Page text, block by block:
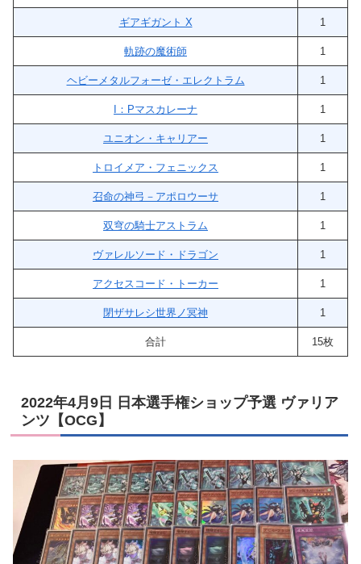
ギアギガント X 1
軌跡の魔術師 1
ヘビーメタルフォーゼ・エレクトラム 1
I：Pマスカレーナ 1
ユニオン・キャリアー 1
トロイメア・フェニックス 1
召命の神弓－アポロウーサ 1
双穹の騎士アストラム 1
ヴァレルソード・ドラゴン 1
アクセスコード・トーカー 1
閉ザサレシ世界ノ冥神 1
合計 15枚
2022年4月9日 日本選手権ショップ予選 ヴァリア
ンツ【OCG】